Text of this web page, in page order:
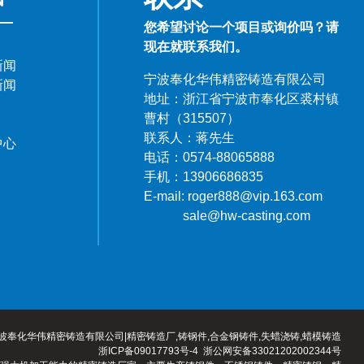
心
您希望讨论一个项目或询价吗？请
现在就联系我们。
宁波奉化华伟精密铸造有限公司
地址：浙江省宁波市奉化区裘村镇
曹村（315507）
联系人：蒋先生
电话：0574-88065888
手机：13906686835
E-mail: roger888@vip.163.com
sale@hw-casting.com
奉化华伟精密铸造有限公司|精密铸造厂, 铸钢件, 合金钢铸件, 失蜡浇铸, 蜡模铸造
浙ICP备09017793号-4 浙公网安备33021202002344号